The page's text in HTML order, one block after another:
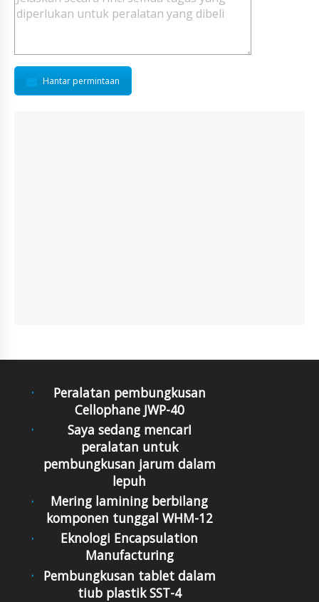
Hantar permintaan
Peralatan pembungkusan
Cellophane JWP-40
Saya sedang mencarI
peralatan untuk
pembungkusan jarum dalam
lepuh
Mering lamining berbilang
komponen tunggal WHM-12
Eknologi Encapsulation
Manufacturing
Pembungkusan tablet dalam
tiub plastik SST-4